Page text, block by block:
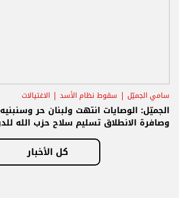
سامي الجميّل سقوط نظام الأسد الاغتيالات
الجميّل: الوصايات انتهت ولبنان حر
وصافرة الانطلاق تسليم سلاح حزب الله
كل الأخبار